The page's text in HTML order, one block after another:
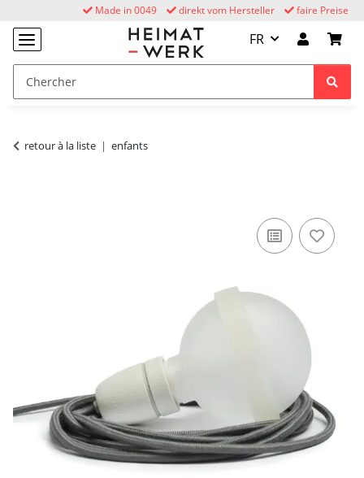
faire Preise
direkt vom Hersteller
Made in 0049
FR
retour à la liste enfants